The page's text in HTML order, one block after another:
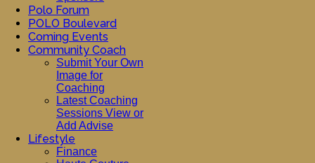
Polo Forum
POLO Boulevard
Coming Events
Community Coach
Submit Your Own
Image for
Coaching
Latest Coaching
Sessions View or
Add Advise
Lifestyle
Finance